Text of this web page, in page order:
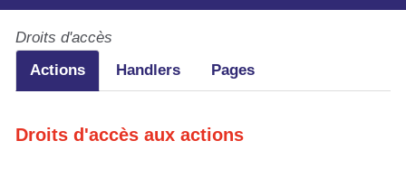
Droits d'accès
Actions
Handlers Pages
Droits d'accès aux actions